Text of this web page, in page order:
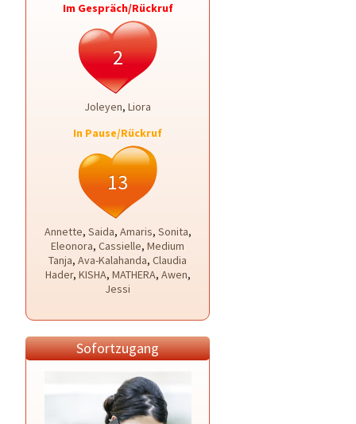
Im Gespräch/Rückruf
2
Joleyen, Liora
In Pause/Rückruf
13
Annette, Saida, Amaris, Sonita,
Eleonora, Cassielle, Medium
Tanja, Ava-Kalahanda, Claudia
Hader, KISHA, MATHERA, Awen,
Jessi
Sofortzugang